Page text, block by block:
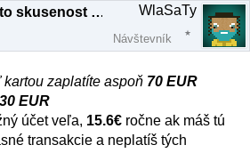
RE: Mate niekto skusenost s Paysafecard? WlaSaTy
Návštevník
kartou zaplatíte aspoň 70 EUR
EUR
účet veľa, 15.6€ ročne ak máš tú
transakcie a neplatíš tých